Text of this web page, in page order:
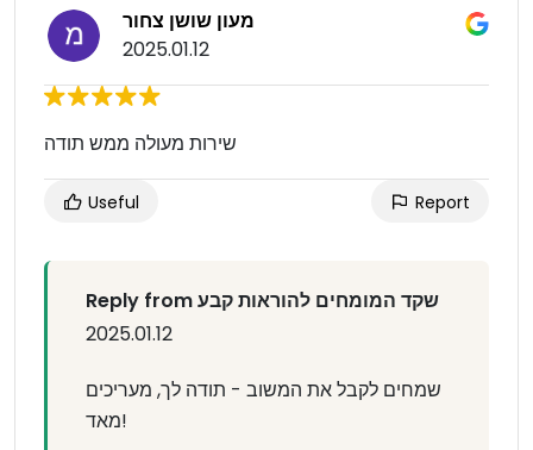
מעון שושן צחור
2025.01.12
שירות מעולה ממש תודה
Useful Report
Reply from שקד המומחים להוראות קבע
2025.01.12
שמחים לקבל את המשוב - תודה לך, מעריכים
מאד!